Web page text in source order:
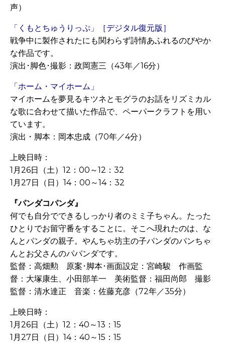
声）
「くもとちゅうりっぷ」［デジタル復元版］
戦争中に製作されたにも関わらず詩情あふれるのびやか
な作品です。
演出･脚色･撮影：政岡憲三（43年／16分）
「ホーム・マイホーム」
マイホームを夢見るキツネとモグラのお話をリズミカル
な歌に合わせて描いた作品で、ペーパークラフトを用い
ています。
演出・脚本：岡本忠成（70年／4分）
上映日時：
1月26日（土）12：00～12：32
1月27日（日）14：00～14：32
『パンダコパンダ』
何でも自分でできるしっかり者のミミ子ちゃん。たった
ひとりでお留守番をすることに。そこへ現れたのは、な
んとパンダの親子。やんちゃ坊主の子パンダのパンちゃ
んとお父さんのパパンダです。
監督：高畑勲 原案･脚本･画面設定：宮崎駿 作画監
督：大塚康生、小田部羊一 美術監督：福田尚郎 撮影
監督：清水達正 音楽：佐藤充彦（72年／35分）
上映日時：
1月26日（土）12：40～13：15
1月27日（日）14：40～15：15